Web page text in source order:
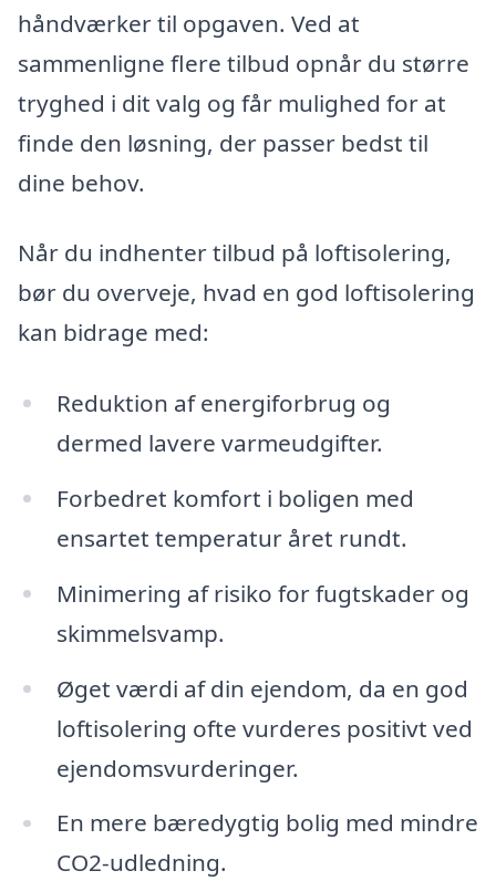
håndværker til opgaven. Ved at
sammenligne flere tilbud opnår du større
tryghed i dit valg og får mulighed for at
finde den løsning, der passer bedst til
dine behov.
Når du indhenter tilbud på loftisolering,
bør du overveje, hvad en god loftisolering
kan bidrage med:
Reduktion af energiforbrug og
dermed lavere varmeudgifter.
Forbedret komfort i boligen med
ensartet temperatur året rundt.
Minimering af risiko for fugtskader og
skimmelsvamp.
Øget værdi af din ejendom, da en god
loftisolering ofte vurderes positivt ved
ejendomsvurderinger.
En mere bæredygtig bolig med mindre
CO2-udledning.